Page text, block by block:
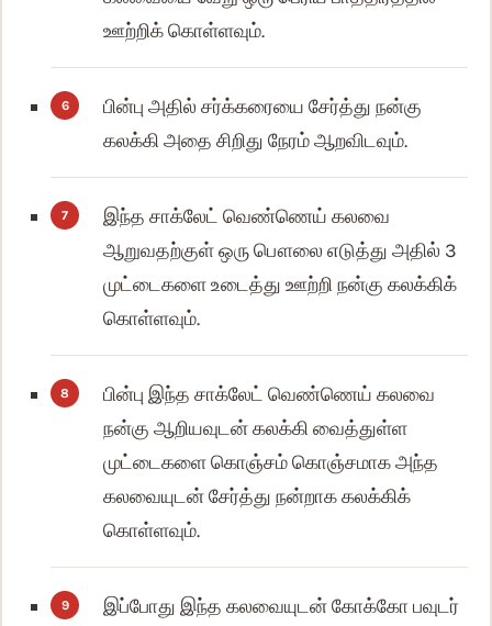
ஊற்றிக் கொள்ளவும்.
பின்பு அதில் சர்க்கரையை சேர்த்து நன்கு
கலக்கி அதை சிறிது நேரம் ஆறவிடவும்.
இந்த சாக்லேட் வெண்ணெய் கலவை
ஆறுவதற்குள் ஒரு பௌலை எடுத்து அதில் 3
முட்டைகளை உடைத்து ஊற்றி நன்கு கலக்கிக்
கொள்ளவும்.
பின்பு இந்த சாக்லேட் வெண்ணெய் கலவை
நன்கு ஆறியவுடன் கலக்கி வைத்துள்ள
முட்டைகளை கொஞ்சம் கொஞ்சமாக அந்த
கலவையுடன் சேர்த்து நன்றாக கலக்கிக்
கொள்ளவும்.
இப்போது இந்த கலவையுடன் கோக்கோ பவுடர்